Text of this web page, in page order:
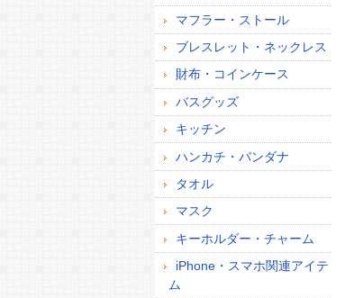
マフラー・ストール
ブレスレット・ネックレス
財布・コインケース
バスグッズ
キッチン
ハンカチ・バンダナ
タオル
マスク
キーホルダー・チャーム
iPhone・スマホ関連アイテ
ム